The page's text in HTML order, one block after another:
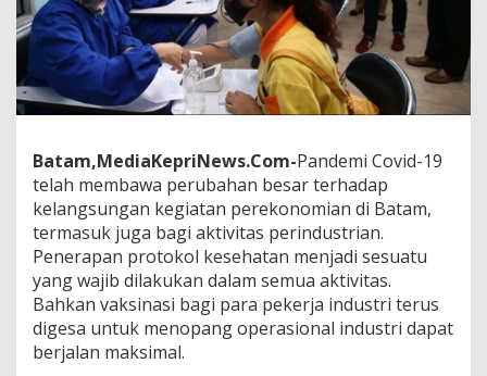
I
n
d
u
s
t
u
n
t
u
M
e
n
d
u
k
Batam,MediaKepriNews.Com-Pandemi Covid-19
telah membawa perubahan besar terhadap
kelangsungan kegiatan perekonomian di Batam,
termasuk juga bagi aktivitas perindustrian.
Penerapan protokol kesehatan menjadi sesuatu
yang wajib dilakukan dalam semua aktivitas.
Bahkan vaksinasi bagi para pekerja industri terus
digesa untuk menopang operasional industri dapat
berjalan maksimal.